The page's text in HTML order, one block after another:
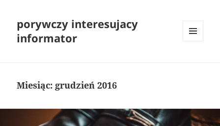
porywczy interesujacy
informator
Miesiąc: grudzień 2016